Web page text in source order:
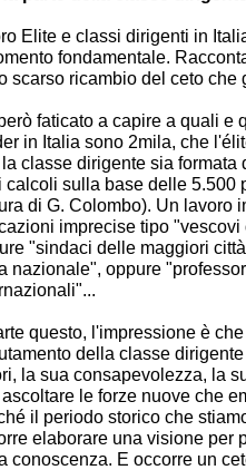
Elite e classi dirigenti in
fondamentale.
scarso ricambio del ceto
faticato a capire a quali e
in Italia sono 2mila, che
classe dirigente sia
calcoli sulla base delle 5.500
di G. Colombo). Un lavoro
imprecise tipo
"sindaci delle maggiori
nazionale", oppure
questo, l'impressione è
della classe
la sua consapevolezza, la
le forze nuove che
il periodo storico che
elaborare una visione per
conoscenza. E occorre un